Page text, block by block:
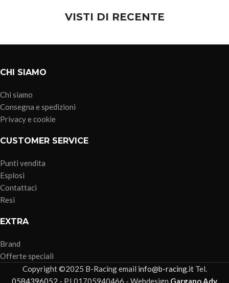
VISTI DI RECENTE
CHI SIAMO
Chi siamo
Consegna e spedizioni
Privacy e cookie
CUSTOMER SERVICE
Punti vendita
Esplosi
Contattaci
Resi
EXTRA
Brand
Offerte speciali
Copyright ©2025 B-Racing email info@b-racing.itTel.
0584396052 - P.I 01705940466 - Webdesign Gargano Adv